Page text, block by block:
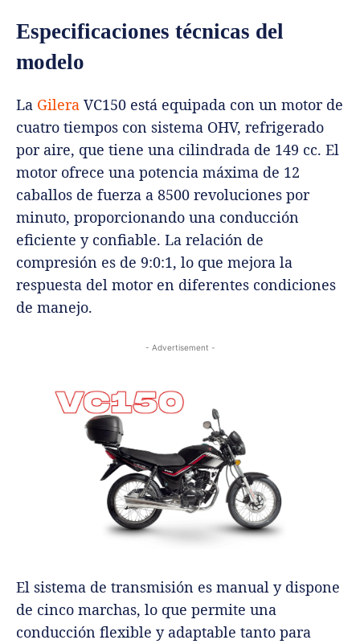
Especificaciones técnicas del
modelo
La Gilera VC150 está equipada con un motor de
cuatro tiempos con sistema OHV, refrigerado
por aire, que tiene una cilindrada de 149 cc. El
motor ofrece una potencia máxima de 12
caballos de fuerza a 8500 revoluciones por
minuto, proporcionando una conducción
eficiente y confiable. La relación de
compresión es de 9:0:1, lo que mejora la
respuesta del motor en diferentes condiciones
de manejo.
- Advertisement -
El sistema de transmisión es manual y dispone
de cinco marchas, lo que permite una
conducción flexible y adaptable tanto para